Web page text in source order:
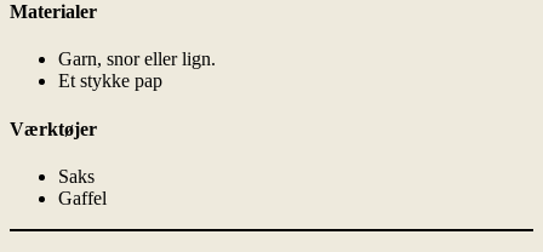
Materialer
Garn, snor eller lign.
Et stykke pap
Værktøjer
Saks
Gaffel